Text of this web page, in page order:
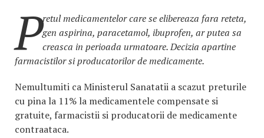
Pretul medicamentelor care se elibereaza fara reteta,
gen aspirina, paracetamol, ibuprofen, ar putea sa
creasca in perioada urmatoare. Decizia apartine
farmacistilor si producatorilor de medicamente.
Nemultumiti ca Ministerul Sanatatii a scazut preturile
cu pina la 11% la medicamentele compensate si
gratuite, farmacistii si producatorii de medicamente
contraataca.